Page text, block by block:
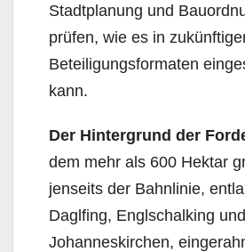
Stadtplanung und
prüfen, wie es in
Beteiligungsformaten
kann.
Der Hintergrund der
dem mehr als 600 Hektar
jenseits der Bahnlinie,
Daglfing, Englschalking und
Johanneskirchen,